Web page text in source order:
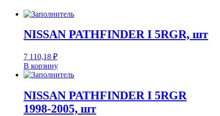
NISSAN PATHFINDER I 5RGR, шт
7 110,18 ₽
В корзину
NISSAN PATHFINDER I 5RGR
1998-2005, шт